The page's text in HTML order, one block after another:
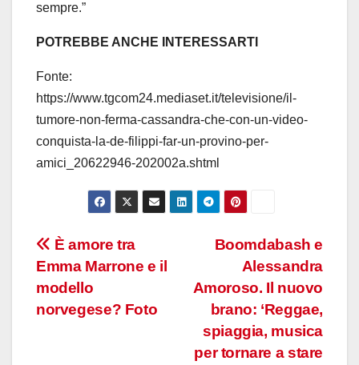
sempre.”
POTREBBE ANCHE INTERESSARTI
Fonte:
https://www.tgcom24.mediaset.it/televisione/il-
tumore-non-ferma-cassandra-che-con-un-video-
conquista-la-de-filippi-far-un-provino-per-
amici_20622946-202002a.shtml
Navigazione
articoli
Boomdabash e
Alessandra
Amoroso. Il nuovo
brano: ‘Reggae,
spiaggia, musica
per tornare a stare
È amore tra
Emma Marrone e il
modello
norvegese? Foto